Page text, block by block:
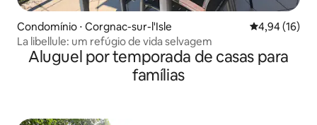
Condomínio ⋅ Corgnac-sur-l'Isle 4,94 de uma
4,94 (16)
La libellule: um refúgio de vida selvagem
Aluguel por temporada de casas para
famílias